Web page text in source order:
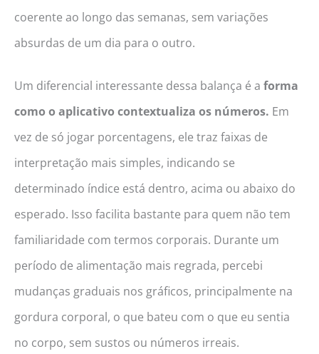
coerente ao longo das semanas, sem variações
absurdas de um dia para o outro.
Um diferencial interessante dessa balança é a forma
como o aplicativo contextualiza os números. Em
vez de só jogar porcentagens, ele traz faixas de
interpretação mais simples, indicando se
determinado índice está dentro, acima ou abaixo do
esperado. Isso facilita bastante para quem não tem
familiaridade com termos corporais. Durante um
período de alimentação mais regrada, percebi
mudanças graduais nos gráficos, principalmente na
gordura corporal, o que bateu com o que eu sentia
no corpo, sem sustos ou números irreais.